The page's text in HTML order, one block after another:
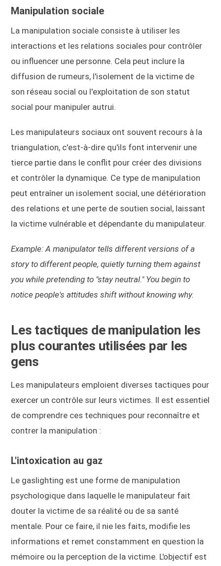
Manipulation sociale
La manipulation sociale consiste à utiliser les
interactions et les relations sociales pour contrôler
ou influencer une personne. Cela peut inclure la
diffusion de rumeurs, l'isolement de la victime de
son réseau social ou l'exploitation de son statut
social pour manipuler autrui.
Les manipulateurs sociaux ont souvent recours à la
triangulation, c'est-à-dire qu'ils font intervenir une
tierce partie dans le conflit pour créer des divisions
et contrôler la dynamique. Ce type de manipulation
peut entraîner un isolement social, une détérioration
des relations et une perte de soutien social, laissant
la victime vulnérable et dépendante du manipulateur.
Example: A manipulator tells different versions of a
story to different people, quietly turning them against
you while pretending to "stay neutral." You begin to
notice people's attitudes shift without knowing why.
Les tactiques de manipulation les
plus courantes utilisées par les
gens
Les manipulateurs emploient diverses tactiques pour
exercer un contrôle sur leurs victimes. Il est essentiel
de comprendre ces techniques pour reconnaître et
contrer la manipulation :
L'intoxication au gaz
Le gaslighting est une forme de manipulation
psychologique dans laquelle le manipulateur fait
douter la victime de sa réalité ou de sa santé
mentale. Pour ce faire, il nie les faits, modifie les
informations et remet constamment en question la
mémoire ou la perception de la victime. L'objectif est